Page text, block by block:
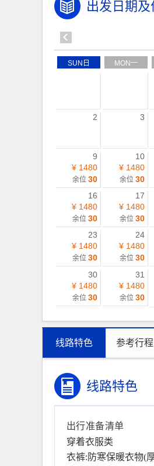
出发日期及
SUN日 MON一
2 3
9
¥ 1480
余位 30
10
¥ 1480
余位 30
16
¥ 1480
余位 30
17
¥ 1480
余位 30
23
¥ 1480
余位 30
24
¥ 1480
余位 30
30
¥ 1480
余位 30
31
¥ 1480
余位 30
线路特色 参考行程
线路特色
出行准备清单
穿着衣服类
衣裤:防寒保暖衣物(